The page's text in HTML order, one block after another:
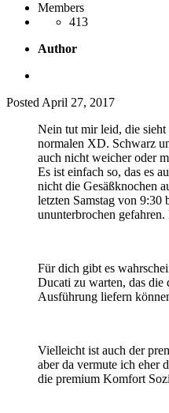
Members
413
Author
PostedApril 27, 2017
Nein tut mir leid, die
normalen XD. Schwarz
auch nicht weicher oder
Es ist einfach so, das es
nicht die Gesäßknochen
letzten Samstag von 9:30
ununterbrochen
Für dich gibt es
Ducati zu warten, das
Ausführung liefern
Vielleicht ist auch der
aber da vermute ich eher
die premium Komfort